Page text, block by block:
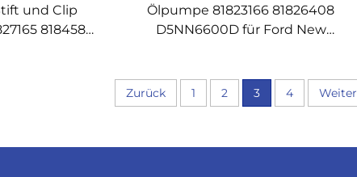
und Clip
81845875
Ölpumpe 81823166 81826408
D5NN6600D für Ford New
Zurück 1 2 3 4 Weiter